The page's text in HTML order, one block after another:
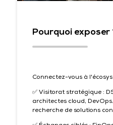
Pourquoi exposer
Connectez-vous à
✅ Visitorat stratégique :
architectes cloud,
recherche de solutions